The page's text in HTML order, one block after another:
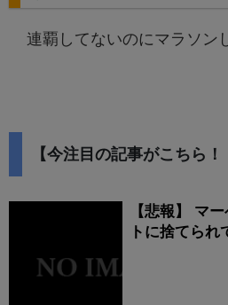
連覇してないのにマラソン
【今注目の記事がこちら！
【悲報】 マ
トに捨てられ